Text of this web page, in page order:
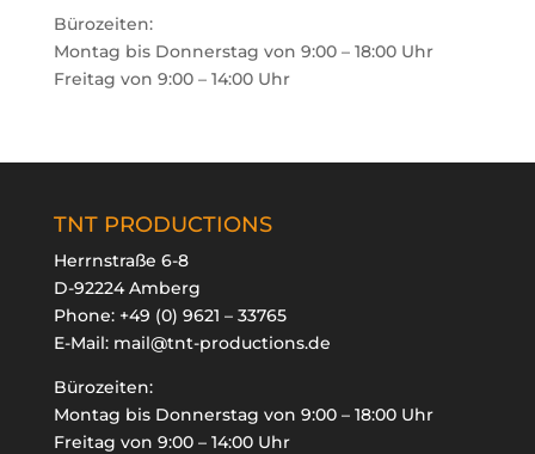

Bürozeiten:
Montag bis Donnerstag von 9:00 – 18:00 Uhr
Freitag von 9:00 – 14:00 Uhr
TNT PRODUCTIONS
Herrnstraße 6-8
D-92224 Amberg
Phone: +49 (0) 9621 – 33765
E-Mail: mail@tnt-productions.de
Bürozeiten:
Montag bis Donnerstag von 9:00 – 18:00 Uhr
Freitag von 9:00 – 14:00 Uhr